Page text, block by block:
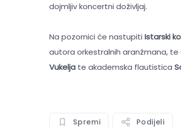
dojmljiv koncertni doživljaj.
Na pozornici će nastupiti Istarski
autora orkestralnih aranžmana,
Vukelja te akademska flautistica
Spremi Podijeli